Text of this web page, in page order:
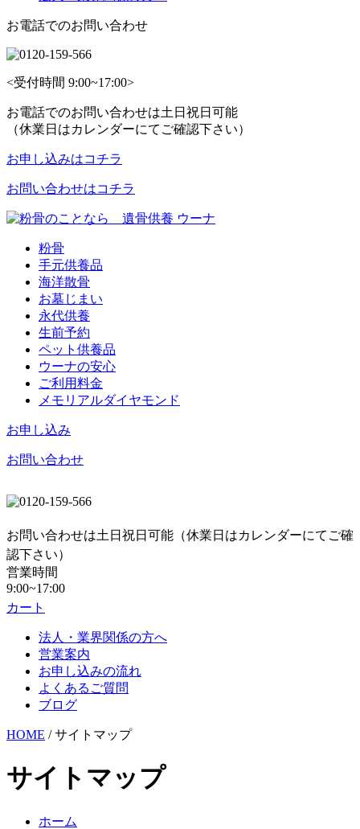
お電話でのお問い合わせ
<受付時間 9:00~17:00>
お電話でのお問い合わせは土日祝日可能
（休業日はカレンダーにてご確認下さい）
お申し込みはコチラ
お問い合わせはコチラ
粉骨
手元供養品
海洋散骨
お墓じまい
永代供養
生前予約
ペット供養品
ウーナの安心
ご利用料金
メモリアルダイヤモンド
お申し込み
お問い合わせ
お問い合わせは土日祝日可能（休業日はカレンダーにてご確
認下さい）
営業時間
9:00~17:00
カート
法人・業界関係の方へ
営業案内
お申し込みの流れ
よくあるご質問
ブログ
HOME / サイトマップ
サイトマップ
ホーム